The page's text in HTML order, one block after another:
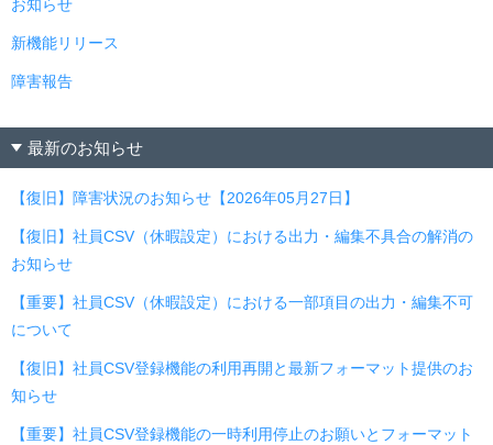
お知らせ
新機能リリース
障害報告
最新のお知らせ
【復旧】障害状況のお知らせ【2026年05月27日】
【復旧】社員CSV（休暇設定）における出力・編集不具合の解消の
お知らせ
【重要】社員CSV（休暇設定）における一部項目の出力・編集不可
について
【復旧】社員CSV登録機能の利用再開と最新フォーマット提供のお
知らせ
【重要】社員CSV登録機能の一時利用停止のお願いとフォーマット